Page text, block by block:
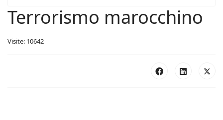
Terrorismo marocchino
Visite: 10642